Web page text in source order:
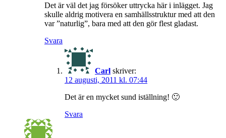
Det är väl det jag försöker uttrycka här i inlägget. Jag
skulle aldrig motivera en samhällsstruktur med att den
var ”naturlig”, bara med att den gör flest gladast.
Svara
Carl skriver:
12 augusti, 2011 kl. 07:44
Det är en mycket sund iställning! 🙂
Svara